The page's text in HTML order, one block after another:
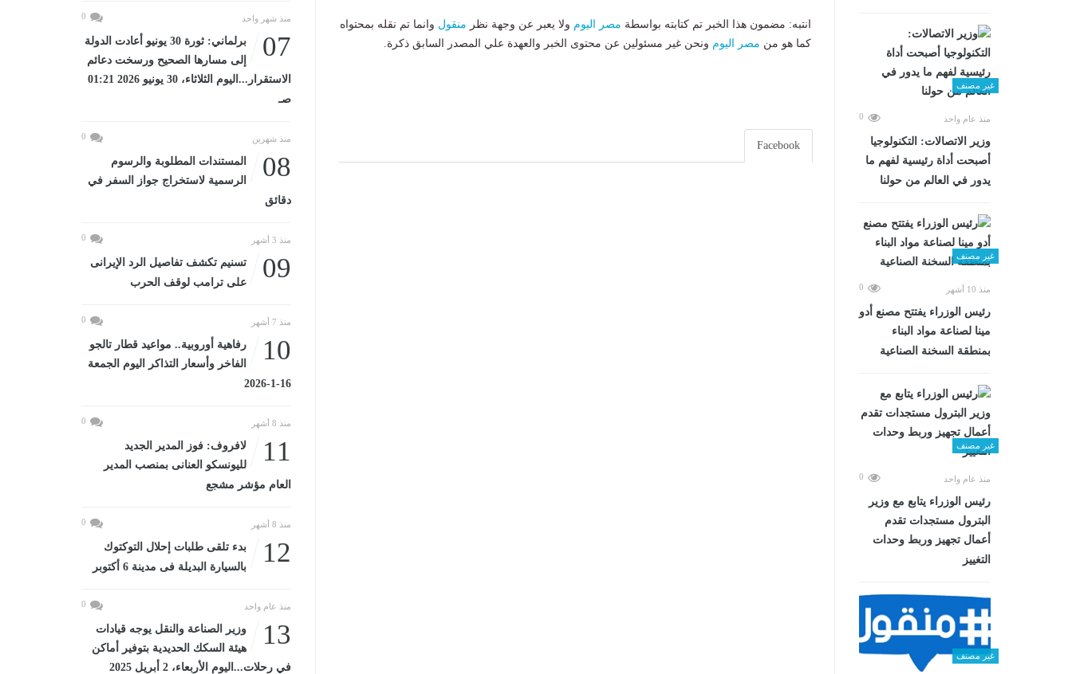
غير مصنف
منذ عام واحد 0
وزير الاتصالات: التكنولوجيا
أصبحت أداة رئيسية لفهم ما
يدور في العالم من حولنا
غير مصنف
منذ 10 أشهر 0
رئيس الوزراء يفتتح مصنع أدو
مينا لصناعة مواد البناء
بمنطقة السخنة الصناعية
غير مصنف
منذ عام واحد 0
رئيس الوزراء يتابع مع وزير
البترول مستجدات تقدم
أعمال تجهيز وربط وحدات
التغييز
غير مصنف
انتبه: مضمون هذا الخبر تم كتابته بواسطة مصر اليوم ولا يعبر عن وجهة نظر منقول وانما تم نقله بمحتواه
كما هو من مصر اليوم ونحن غير مسئولين عن محتوى الخبر والعهدة علي المصدر السابق ذكرة.
Facebook
منذ شهر واحد 0
07
برلماني: ثورة 30 يونيو أعادت الدولة
إلى مسارها الصحيح ورسخت دعائم
الاستقرار...اليوم الثلاثاء، 30 يونيو 2026 01:21
صـ
منذ شهرين 0
08
المستندات المطلوبة والرسوم
الرسمية لاستخراج جواز السفر في
دقائق
منذ 3 أشهر 0
09
تسنيم تكشف تفاصيل الرد الإيرانى
على ترامب لوقف الحرب
منذ 7 أشهر 0
10
رفاهية أوروبية.. مواعيد قطار تالجو
الفاخر وأسعار التذاكر اليوم الجمعة
16-1-2026
منذ 8 أشهر 0
11
لافروف: فوز المدير الجديد
لليونسكو العنانى بمنصب المدير
العام مؤشر مشجع
منذ 8 أشهر 0
12
بدء تلقى طلبات إحلال التوكتوك
بالسيارة البديلة فى مدينة 6 أكتوبر
منذ عام واحد 0
13
وزير الصناعة والنقل يوجه قيادات
هيئة السكك الحديدية بتوفير أماكن
في رحلات...اليوم الأربعاء، 2 أبريل 2025